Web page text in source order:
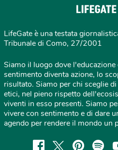
LifeGate è una testata
Tribunale di Como, 27/2001
Siamo il luogo dove
sentimento diventa azione, lo
risultato. Siamo per chi sceglie
etici, nel pieno rispetto
viventi in esso presenti. Siamo
vivere con sentimento e di dare
agendo per rendere il mondo un